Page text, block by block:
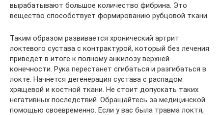
вырабатывают большое количество фибрина. Это
вещество способствует формированию рубцовой ткани.
Таким образом развивается хронический артрит
локтевого сустава с контрактурой, который без лечения
приведет в итоге к полному анкилозу верхней
конечности. Рука перестанет сгибаться и разгибаться в
локте. Начнется дегенерация сустава с распадом
хрящевой и костной ткани. Не стоит допускать таких
негативных последствий. Обращайтесь за медицинской
помощью своевременно. Если у вас была травма локтя,